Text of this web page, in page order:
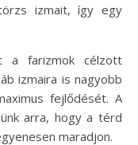
izmait, így egy
a farizmok célzott
izmaira is nagyobb
fejlődését. A
arra, hogy a térd
maradjon.